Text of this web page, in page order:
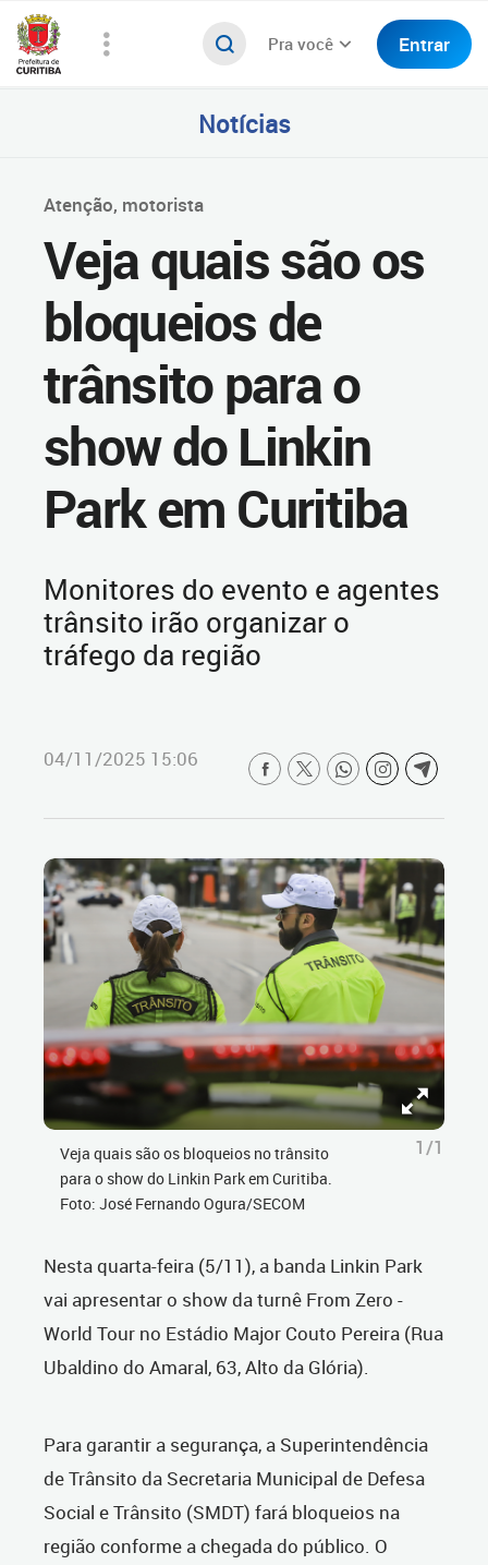
Pra você Entrar
Notícias
Atenção, motorista
Veja quais são os
bloqueios de
trânsito para o
show do Linkin
Park em Curitiba
Monitores do evento e agentes
trânsito irão organizar o
tráfego da região
04/11/2025 15:06
Veja quais são os bloqueios no trânsito
para o show do Linkin Park em Curitiba.
Foto: José Fernando Ogura/SECOM
1/1
Nesta quarta-feira (5/11), a banda Linkin Park
vai apresentar o show da turnê From Zero -
World Tour no Estádio Major Couto Pereira (Rua
Ubaldino do Amaral, 63, Alto da Glória).
Para garantir a segurança, a Superintendência
de Trânsito da Secretaria Municipal de Defesa
Social e Trânsito (SMDT) fará bloqueios na
região conforme a chegada do público. O